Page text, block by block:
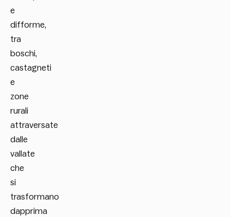
e
difforme,
tra
boschi,
castagneti
e
zone
rurali
attraversate
dalle
vallate
che
si
trasformano
dapprima